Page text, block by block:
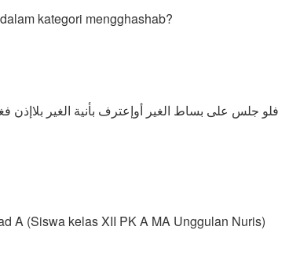
kategori mengghashab?
فلو جلس على بساط الغير أوإعترف بأنية الغير بلاإذن
A (Siswa kelas XII PK A MA Unggulan Nuris)